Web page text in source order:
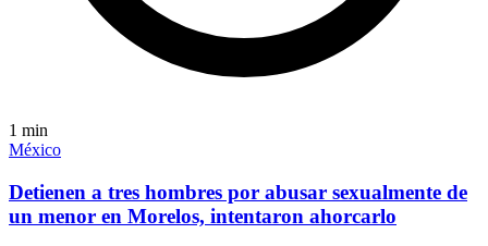
1 min
México
Detienen a tres hombres por abusar sexualmente de
un menor en Morelos, intentaron ahorcarlo